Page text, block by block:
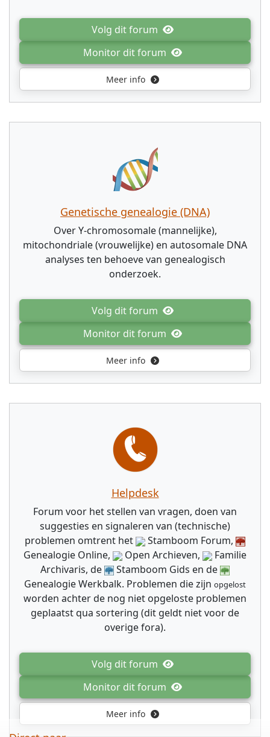
Volg dit forum
Monitor dit forum
Meer info
Genetische genealogie (DNA)
Over Y-chromosomale (mannelijke),
mitochondriale (vrouwelijke) en autosomale DNA
analyses ten behoeve van genealogisch
onderzoek.
Volg dit forum
Monitor dit forum
Meer info
Helpdesk
Forum voor het stellen van vragen, doen van
suggesties en signaleren van (technische)
problemen omtrent het
Stamboom Forum,
Genealogie Online,
Open Archieven,
Familie
Archivaris, de
Stamboom Gids en de
Genealogie Werkbalk. Problemen die zijn
worden achter de nog niet opgeloste problemen
geplaatst qua sortering (dit geldt niet voor de
overige fora).
Volg dit forum
Monitor dit forum
Meer info